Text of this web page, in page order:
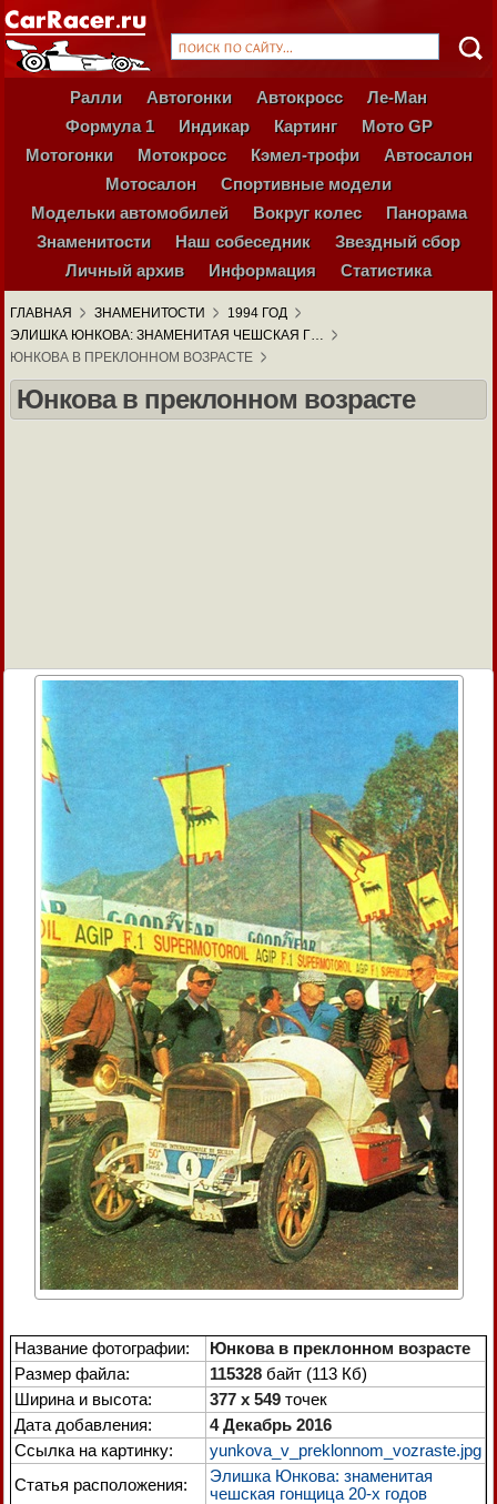
Ралли Автогонки Автокросс
Ле-Ман
Формула 1
Индикар Картинг
Мото GP
Мотогонки
Мотокросс Кэмел-трофи
Автосалон
Мотосалон
Спортивные модели
Модельки автомобилей
Вокруг колес
Панорама
Знаменитости
Наш собеседник
Звездный сбор
Личный архив
Информация Статистика
ГЛАВНАЯ ЗНАМЕНИТОСТИ
1994 ГОД
ЭЛИШКА ЮНКОВА: ЗНАМЕНИТАЯ ЧЕШСКАЯ Г…
ЮНКОВА В ПРЕКЛОННОМ ВОЗРАСТЕ
Юнкова в преклонном возрасте
Название фотографии:
Юнкова в преклонном возрасте
Размер файла:
115328 байт (113 Кб)
Ширина и высота:
377 x 549 точек
Дата добавления:
4 Декабрь 2016
Ссылка на картинку:
yunkova_v_preklonnom_vozraste.jpg
Статья расположения:
Элишка Юнкова: знаменитая
чешская гонщица 20-х годов